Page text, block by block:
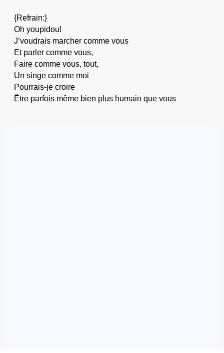
{Refrain:}
Oh youpidou!
J’voudrais marcher comme vous
Et parler comme vous,
Faire comme vous, tout,
Un singe comme moi
Pourrais-je croire
Être parfois même bien plus humain que vous